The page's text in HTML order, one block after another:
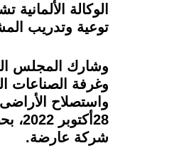
الوكالة
توعية وتدريب
وشارك المجلس
وغرفة الصناعات
شركة عارضة.